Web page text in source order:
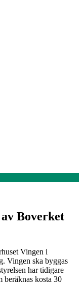
Boverket
Vingen i
Vingen ska byggas
har tidigare
kosta 30